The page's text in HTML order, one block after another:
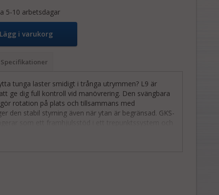
5-10 arbetsdagar
Lägg i varukorg
Specifikationer
tunga laster smidigt i trånga utrymmen? L9 är
ge dig full kontroll vid manövrering. Den svängbara
rotation på plats och tillsammans med
den stabil styrning även när ytan är begränsad. GKS-